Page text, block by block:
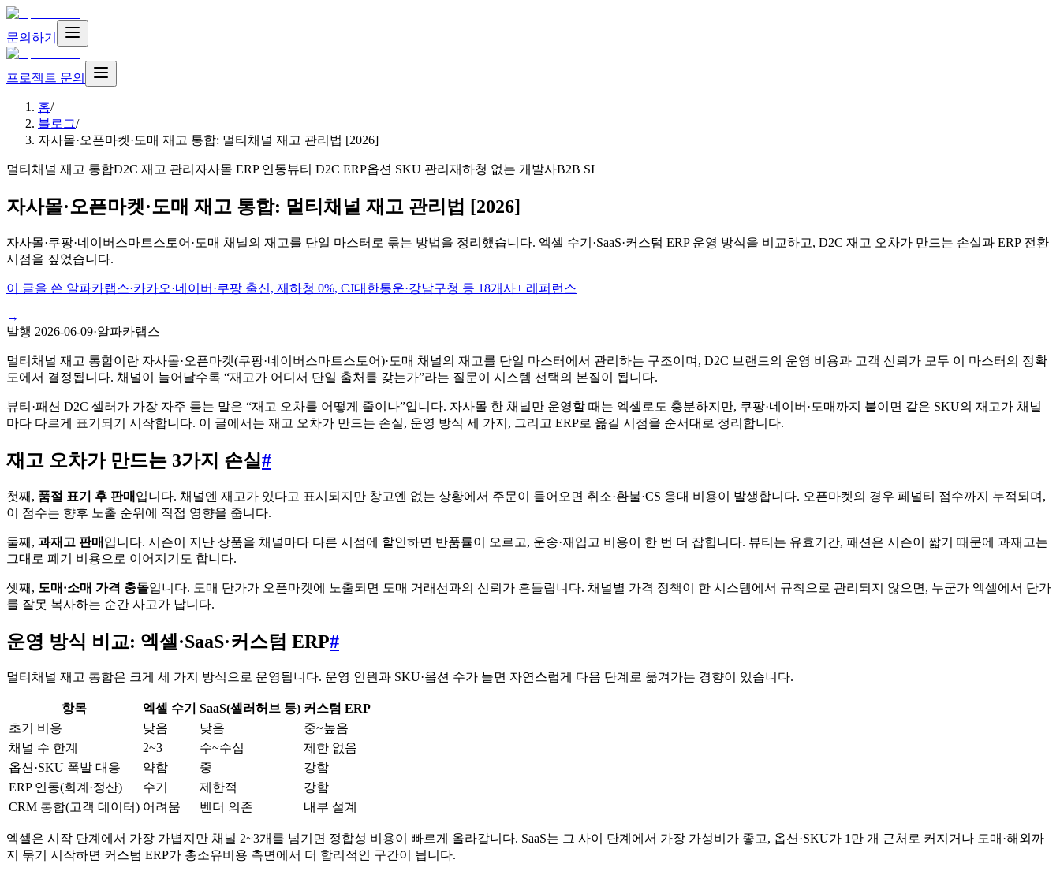
문의하기
프로젝트 문의
홈/
블로그/
자사몰·오픈마켓·도매 재고 통합: 멀티채널 재고 관리법 [2026]
멀티채널 재고 통합D2C 재고 관리 자사몰 ERP 연동뷰티 D2C ERP옵션 SKU 관리 재하청 없는 개발사B2B SI
자사몰·오픈마켓·도매 재고 통합: 멀티채널 재고 관리법 [2026]
자사몰·쿠팡·네이버스마트스토어·도매 채널의 재고를 단일 마스터로 묶는 방법을 정리했습니다. 엑셀 수기·SaaS·커스텀 ERP 운영 방식을 비교하고, D2C 재고 오차가 만드는 손실과 ERP 전환
시점을 짚었습니다.
이 글을 쓴 알파카랩스·카카오·네이버·쿠팡 출신, 재하청 0%, CJ대한통운·강남구청 등 18개사+ 레퍼런스
→
발행 2026-06-09·알파카랩스
멀티채널 재고 통합이란 자사몰·오픈마켓(쿠팡·네이버스마트스토어)·도매 채널의 재고를 단일 마스터에서 관리하는 구조이며, D2C 브랜드의 운영 비용과 고객 신뢰가 모두 이 마스터의 정확
도에서 결정됩니다. 채널이 늘어날수록 “재고가 어디서 단일 출처를 갖는가”라는 질문이 시스템 선택의 본질이 됩니다.
뷰티·패션 D2C 셀러가 가장 자주 듣는 말은 “재고 오차를 어떻게 줄이나”입니다. 자사몰 한 채널만 운영할 때는 엑셀로도 충분하지만, 쿠팡·네이버·도매까지 붙이면 같은 SKU의 재고가 채널
마다 다르게 표기되기 시작합니다. 이 글에서는 재고 오차가 만드는 손실, 운영 방식 세 가지, 그리고 ERP로 옮길 시점을 순서대로 정리합니다.
재고 오차가 만드는 3가지 손실#
첫째, 품절 표기 후 판매 입니다. 채널엔 재고가 있다고 표시되지만 창고엔 없는 상황에서 주문이 들어오면 취소·환불·CS 응대 비용이 발생합니다. 오픈마켓의 경우 페널티 점수까지 누적되며,
이 점수는 향후 노출 순위에 직접 영향을 줍니다.
둘째, 과재고 판매 입니다. 시즌이 지난 상품을 채널마다 다른 시점에 할인하면 반품률이 오르고, 운송·재입고 비용이 한 번 더 잡힙니다. 뷰티는 유효기간, 패션은 시즌이 짧기 때문에 과재고는
그대로 폐기 비용으로 이어지기도 합니다.
셋째, 도매·소매 가격 충돌입니다. 도매 단가가 오픈마켓에 노출되면 도매 거래선과의 신뢰가 흔들립니다. 채널별 가격 정책이 한 시스템에서 규칙으로 관리되지 않으면, 누군가 엑셀에서 단가
를 잘못 복사하는 순간 사고가 납니다.
운영 방식 비교: 엑셀·SaaS·커스텀 ERP#
멀티채널 재고 통합은 크게 세 가지 방식으로 운영됩니다. 운영 인원과 SKU·옵션 수가 늘면 자연스럽게 다음 단계로 옮겨가는 경향이 있습니다.
항목 엑셀 수기 SaaS(셀러허브 등) 커스텀 ERP
초기 비용
낮음 낮음
중~높음
채널 수 한계
2~3 수~수십
제한 없음
옵션·SKU 폭발 대응
약함 중
강함
ERP 연동(회계·정산)
수기 제한적
강함
CRM 통합(고객 데이터) 어려움 벤더 의존 내부 설계
엑셀은 시작 단계에서 가장 가볍지만 채널 2~3개를 넘기면 정합성 비용이 빠르게 올라갑니다. SaaS는 그 사이 단계에서 가장 가성비가 좋고, 옵션·SKU가 1만 개 근처로 커지거나 도매·해외까
지 묶기 시작하면 커스텀 ERP가 총소유비용 측면에서 더 합리적인 구간이 됩니다.